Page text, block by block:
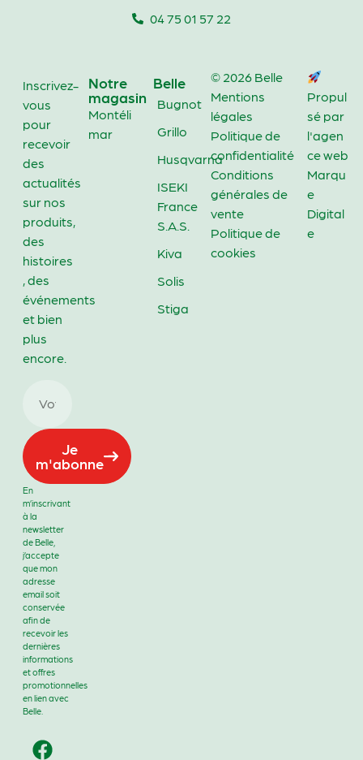
04 75 01 57 22
Inscrivez-
vous
pour
recevoir
des
actualités
sur nos
produits,
des
histoires
, des
événements
et bien
plus
encore.
Je
m'abonne
En
m’inscrivant
à la
newsletter
de Belle,
j’accepte
que mon
adresse
email soit
conservée
afin de
recevoir les
dernières
informations
et offres
promotionnelles
en lien avec
Belle.
Notre
magasin
Montéli
mar
Belle
Bugnot
Grillo
Husqvarna
ISEKI
France
S.A.S.
Kiva
Solis
Stiga
© 2026 Belle
Mentions
légales
Politique de
confidentialité
Conditions
générales de
vente
Politique de
cookies
Propul
sé par
l'agen
ce web
Marqu
e
Digital
e